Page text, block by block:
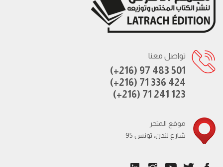
تواصل معنا
(+216) 97 483 501
(+216) 71 336 424
(+216) 71 241 123
موقع المتجر
95 شارع لندن، تونس